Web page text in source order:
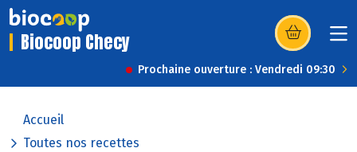
Biocoop Checy (s’ouvre dans
Prochaine ouverture : Vendredi 09:30
Accueil
Toutes nos recettes